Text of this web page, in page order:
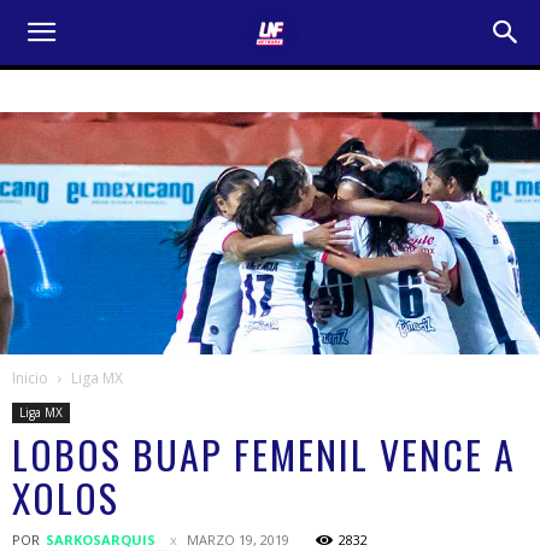
Inicio Liga MX
Liga MX
LOBOS BUAP FEMENIL VENCE A
XOLOS
POR SARKOSARQUIS MARZO 19, 2019 2832